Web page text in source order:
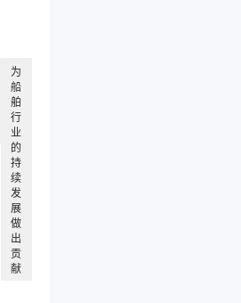
为
船
舶
行
业
的
持
续
发
展
做
出
贡
献